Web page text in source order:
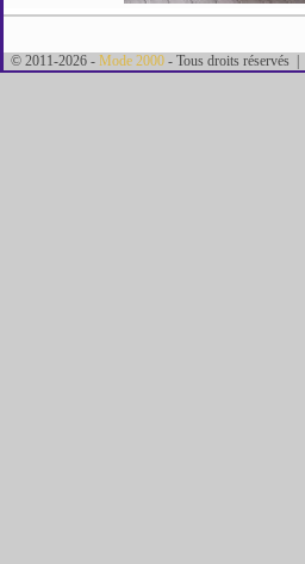
© 2011-2026 - Mode 2000 - Tous droits réservés |